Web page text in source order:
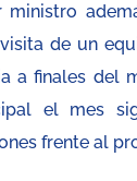
ministro
de un
a finales del
el mes
frente al